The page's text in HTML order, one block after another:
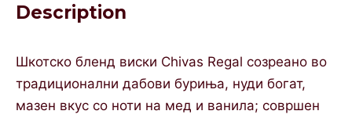
Description
Шкотско блeнд виски Chivas Regal созреано во
традиционални дабови буриња, нуди богат,
мазен вкус со ноти на мед и ванила; совршен